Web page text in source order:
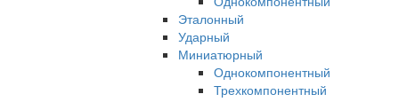
Эталонный
Ударный
Миниатюрный
Однокомпонентный
Трехкомпонентный